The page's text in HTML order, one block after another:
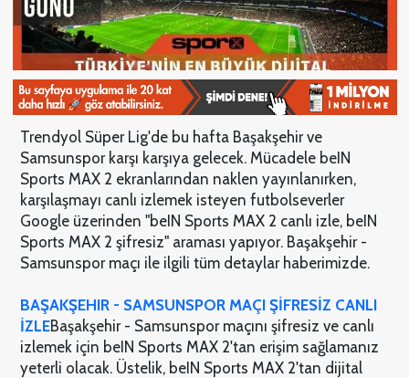
Trendyol Süper Lig'de bu hafta Başakşehir ve
Samsunspor karşı karşıya gelecek. Mücadele beIN
Sports MAX 2 ekranlarından naklen yayınlanırken,
karşılaşmayı canlı izlemek isteyen futbolseverler
Google üzerinden "beIN Sports MAX 2 canlı izle, beIN
Sports MAX 2 şifresiz" araması yapıyor. Başakşehir -
Samsunspor maçı ile ilgili tüm detaylar haberimizde.
BAŞAKŞEHIR - SAMSUNSPOR MAÇI ŞİFRESİZ CANLI
İZLEBaşakşehir - Samsunspor maçını şifresiz ve canlı
izlemek için beIN Sports MAX 2'tan erişim sağlamanız
yeterli olacak. Üstelik, beIN Sports MAX 2'tan dijital